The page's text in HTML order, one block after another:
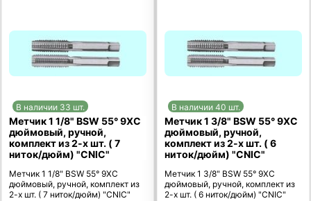
В наличии 33 шт.
Метчик 1 1/8" BSW 55° 9ХС
дюймовый, ручной,
комплект из 2-х шт. ( 7
ниток/дюйм) "CNIC"
Метчик 1 1/8" BSW 55° 9ХС
дюймовый, ручной, комплект из
2-х шт. ( 7 ниток/дюйм) "CNIC"
В наличии 40 шт.
Метчик 1 3/8" BSW 55° 9ХС
дюймовый, ручной,
комплект из 2-х шт. ( 6
ниток/дюйм) "CNIC"
Метчик 1 3/8" BSW 55° 9ХС
дюймовый, ручной, комплект из
2-х шт. ( 6 ниток/дюйм) "CNIC"